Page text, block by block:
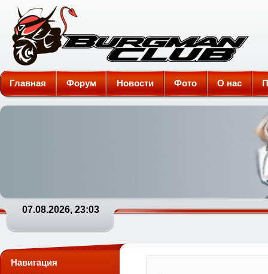
Burgman-Club
Главная Форум Новости Фото О нас
07.08.2026, 23:03
Навигация